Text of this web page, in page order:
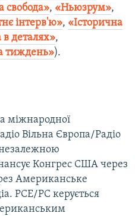
свобода», «Ньюзрум»,
інтерв'ю», «Історична
в деталях»,
тиждень»).
міжнародної
Вільна Європа/Радіо
Конгрес США через
Американське
РСЕ/РС керується